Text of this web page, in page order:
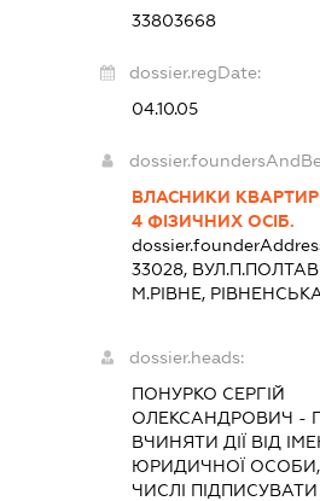
33803668
dossier.regDate:
04.10.05
ВЛАСНИКИ КВАРТИР
4 ФІЗИЧНИХ ОСІБ.
33028,
М.РІВНЕ,
dossier.heads:
ПОНУРКО СЕРГІЙ
ОЛЕКСАНДРОВИЧ -
ВЧИНЯТИ ДІЇ ВІД
ЮРИДИЧНОЇ
ЧИСЛІ